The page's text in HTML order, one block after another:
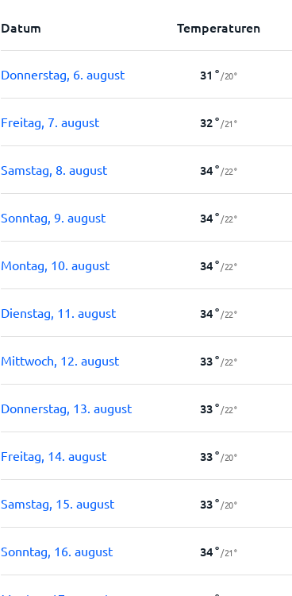
Datum Temperaturen
Donnerstag, 6. august 31 ° /20°
Freitag, 7. august 32° /21°
Samstag, 8. august 34° /22°
Sonntag, 9. august 34° /22°
Montag, 10. august 34° /22°
Dienstag, 11. august 34° /22°
Mittwoch, 12. august 33° /22°
Donnerstag, 13. august 33° /22°
Freitag, 14. august 33° /20°
Samstag, 15. august 33° /20°
Sonntag, 16. august 34° /21°